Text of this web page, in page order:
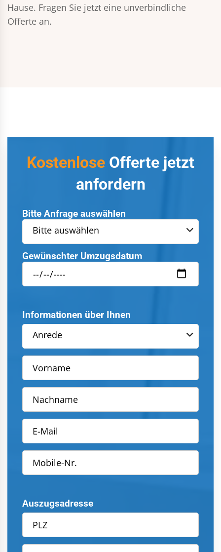
Hause. Fragen Sie jetzt eine unverbindliche
Offerte an.
Kostenlose Offerte jetzt
anfordern
Bitte Anfrage auswählen
Bitte auswählen
Gewünschter Umzugsdatum
Informationen über Ihnen
Anrede
Auszugsadresse